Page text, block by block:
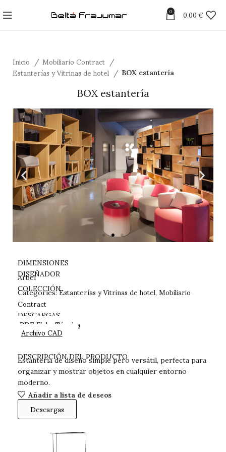
0 0.00 €
Inicio Mobiliario Contract
Estanterías y Vitrinas de hotel BOX estantería
BOX estantería
DESCRIPCIÓN DEL PRODUCTO
Estantería de diseño simple pero versátil, perfecta para
organizar y mostrar objetos en cualquier entorno
moderno.
Añadir a lista de deseos
Descargas
DIMENSIONES
DISEÑADOR
Arbel
COLECCIÓN
Categories:Estanterías y Vitrinas de hotel, Mobiliario
Contract
DESCARGAS
PDF Ficha Técnica
Archivo CAD